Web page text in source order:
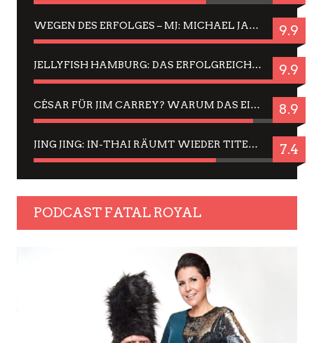
WEGEN DES ERFOLGES – MJ: MICHAEL JACKSON MUSICAL IN EINER MATINEE SEHEN 9.9
JELLYFISH HAMBURG: DAS ERFOLGREICHE SOMMER-MENÜ 2025 IN GEFÜHLEN UND BILDERN 9.9
CÉSAR FÜR JIM CARREY? WARUM DAS EINER DER NERVIGSTEN ACTORS IST UND BLEIBT 8.9
JING JING: IN-THAI RÄUMT WIEDER TITEL AB – EIN ZWEI-STUNDEN-ERLEBNISBERICHT 7.4
PODCAST FATAL ROYAL